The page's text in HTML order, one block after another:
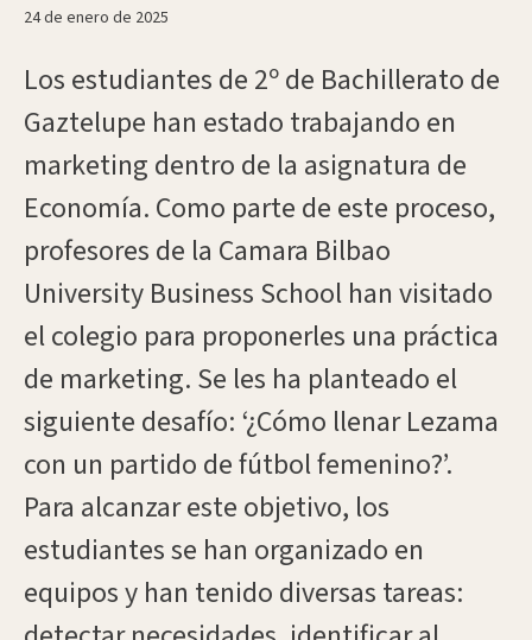
24 de enero de 2025
Los estudiantes de 2º de Bachillerato de
Gaztelupe han estado trabajando en
marketing dentro de la asignatura de
Economía. Como parte de este proceso,
profesores de la Camara Bilbao
University Business School han visitado
el colegio para proponerles una práctica
de marketing. Se les ha planteado el
siguiente desafío: ‘¿Cómo llenar Lezama
con un partido de fútbol femenino?’.
Para alcanzar este objetivo, los
estudiantes se han organizado en
equipos y han tenido diversas tareas: